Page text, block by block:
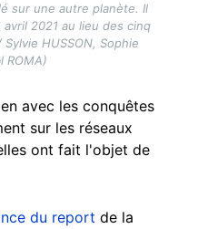
sur une autre planète. Il
2021 au lieu des cinq
HUSSON, Sophie
ROMA)
avec les conquêtes
sur les réseaux
ont fait l'objet de
du report de la